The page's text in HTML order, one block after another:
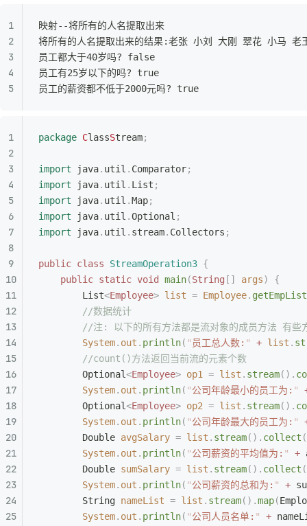
映射--将所有的人名提取出来
将所有的人名提取出来的结果:老张 小刘 大刚 翠花 小马 老
员工都大于40岁吗? false
员工有25岁以下的吗? true
员工的薪资都不低于2000元吗? true
package ClassStream;
import java. util . Comparator;
import java. util . List ;
import java. util .Map;
import java. util .Optional ;
import java. util . stream. Collectors ;
public class StreamOperation3 {
    public
static void main(String [] args)
{
        List
<Employee> list = Employee. getEmpList
        //数据统计
//注: 以下的所有方法都是流对象的成员方法 有些
        System
. out . println( " 员工总人数: " + list .
        //count()方法返回当前流的元素个数
        Optional
<Employee> op1 = list . stream().
        System
. out . println( "公司年龄最小的员工为: "
        Optional
<Employee> op2 = list . stream().
        System
. out . println( "公司年龄最大的员工为: "
        Double
avgSalary = list . stream(). collect (
        System
. out . println( "公司薪资的平均值为: " +
        Double
sumSalary = list . stream(). collect (
        System
. out . println( "公司薪资的总和为: " +
        String
nameList = list . stream().map(
        System
. out . println( "公司人员名单: " +